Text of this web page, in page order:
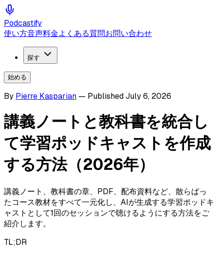
Podcastify
使い方音声料金よくある質問お問い合わせ
探す
始める
By Pierre Kasparian — PublishedJuly 6, 2026
講義ノートと教科書を統合し
て学習ポッドキャストを作成
する方法（2026年）
講義ノート、教科書の章、PDF、配布資料など、散らばっ
たコース教材をすべて一元化し、AIが生成する学習ポッドキ
ャストとして1回のセッションで聴けるようにする方法をご
紹介します。
TL;DR